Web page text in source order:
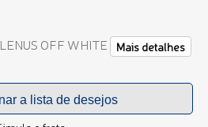
OFF WHITE
Mais detalhes